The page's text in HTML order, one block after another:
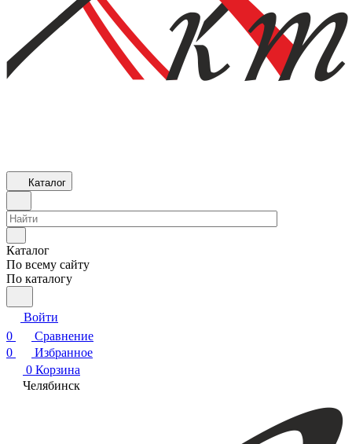
Каталог
Каталог
По всему сайту
По каталогу
Войти
0
Сравнение
0
Избранное
0 Корзина
Челябинск